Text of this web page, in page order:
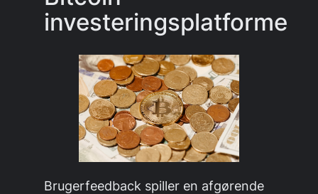
investeringsplatforme
Brugerfeedback spiller en afgørende